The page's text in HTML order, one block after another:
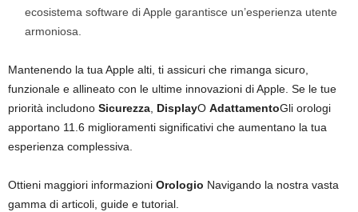
ecosistema software di Apple garantisce un’esperienza utente
armoniosa.
Mantenendo la tua Apple alti, ti assicuri che rimanga sicuro,
funzionale e allineato con le ultime innovazioni di Apple. Se le tue
priorità includono Sicurezza DisplayO AdattamentoGli orologi
apportano 11.6 miglioramenti significativi che aumentano la tua
esperienza complessiva.
Ottieni maggiori informazioni Orologio Navigando la nostra vasta
gamma di articoli, guide e tutorial.